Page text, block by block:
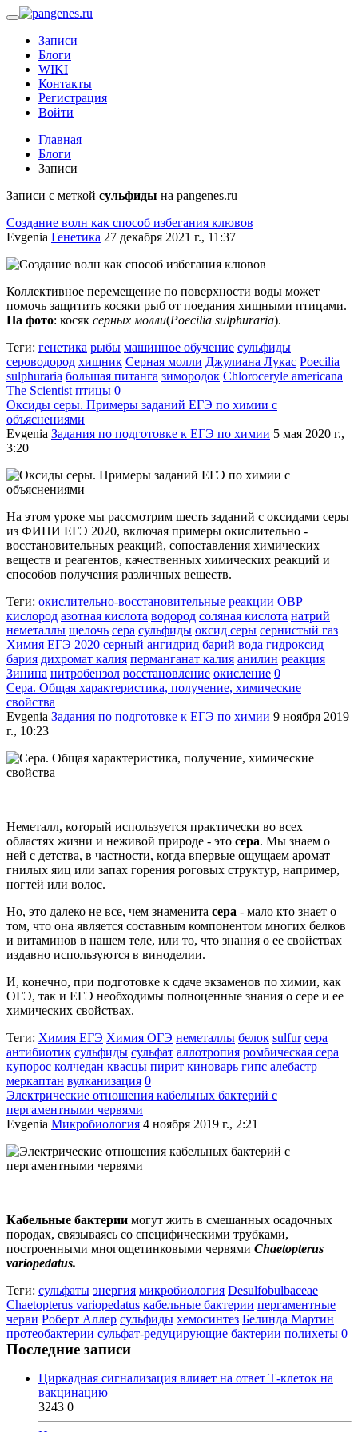
Записи
Блоги
WIKI
Контакты
Регистрация
Войти
Главная
Блоги
Записи
Записи с меткой сульфиды на pangenes.ru
Создание волн как способ избегания клювов
Evgenia Генетика 27 декабря 2021 г., 11:37
Коллективное перемещение по поверхности воды может
помочь защитить косяки рыб от поедания хищными птицами.
На фото: косяк серных молли(Poecilia sulphuraria).
Теги: генетика рыбы машинное обучение сульфиды
сероводород хищник Серная молли Джулиана Лукас Poecilia
sulphuraria большая питанга зимородок Chloroceryle americana
The Scientist птицы 0
Оксиды серы. Примеры заданий ЕГЭ по химии с
объяснениями
Evgenia Задания по подготовке к ЕГЭ по химии 5 мая 2020 г.,
3:20
На этом уроке мы рассмотрим шесть заданий с оксидами серы
из ФИПИ ЕГЭ 2020, включая примеры окислительно -
восстановительных реакций, сопоставления химических
веществ и реагентов, качественных химических реакций и
способов получения различных веществ.
Теги: окислительно-восстановительные реакции ОВР
кислород азотная кислота водород соляная кислота натрий
неметаллы щелочь сера сульфиды оксид серы сернистый газ
Химия ЕГЭ 2020 серный ангидрид барий вода гидроксид
бария дихромат калия перманганат калия анилин реакция
Зинина нитробензол восстановление окисление 0
Сера. Общая характеристика, получение, химические
свойства
Evgenia Задания по подготовке к ЕГЭ по химии 9 ноября 2019
г., 10:23
Неметалл, который используется практически во всех
областях жизни и неживой природе - это сера. Мы знаем о
ней с детства, в частности, когда впервые ощущаем аромат
гнилых яиц или запах горения роговых структур, например,
ногтей или волос.
Но, это далеко не все, чем знаменита сера - мало кто знает о
том, что она является составным компонентом многих белков
и витаминов в нашем теле, или то, что знания о ее свойствах
издавно используются в виноделии.
И, конечно, при подготовке к сдаче экзаменов по химии, как
ОГЭ, так и ЕГЭ необходимы полноценные знания о сере и ее
химических свойствах.
Теги: Химия ЕГЭ Химия ОГЭ неметаллы белок sulfur сера
антибиотик сульфиды сульфат аллотропия ромбическая сера
купорос колчедан квасцы пирит киноварь гипс алебастр
меркаптан вулканизация 0
Электрические отношения кабельных бактерий с
пергаментными червями
Evgenia Микробиология 4 ноября 2019 г., 2:21
Кабельные бактерии могут жить в смешанных осадочных
породах, связываясь со специфическими трубками,
построенными многощетинковыми червями Chaetopterus
variopedatus.
Теги: сульфаты энергия микробиология Desulfobulbaceae
Chaetopterus variopedatus кабельные бактерии пергаментные
черви Роберт Аллер сульфиды хемосинтез Белинда Мартин
протеобактерии сульфат-редуцирующие бактерии полихеты 0
Последние записи
Циркадная сигнализация влияет на ответ Т-клеток на
вакцинацию
3243 0